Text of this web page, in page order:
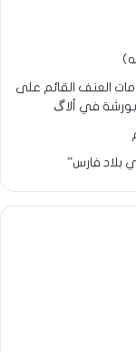
خدمات العنف القائم على
بورشة في ألاگ
بلاد فارس”